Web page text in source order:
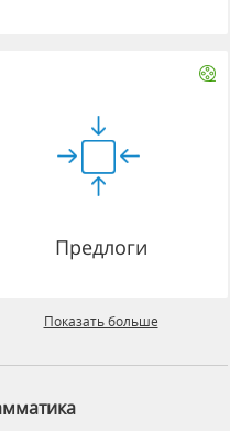
Предлоги
Показать больше